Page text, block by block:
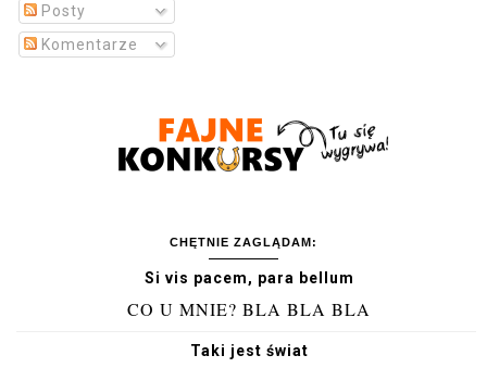
Posty
Komentarze
CHĘTNIE ZAGLĄDAM:
Si vis pacem, para bellum
CO U MNIE? BLA BLA BLA
Taki jest świat